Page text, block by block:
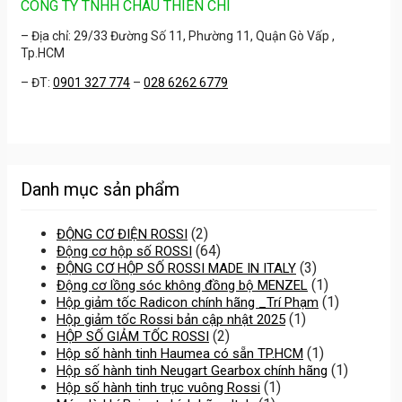
CÔNG TY TNHH CHÂU THIÊN CHÍ
– Địa chỉ: 29/33 Đường Số 11, Phường 11, Quận Gò Vấp ,
Tp.HCM
– ĐT: 0901 327 774 – 028 6262 6779
Danh mục sản phẩm
ĐỘNG CƠ ĐIỆN ROSSI (2)
Động cơ hộp số ROSSI (64)
ĐỘNG CƠ HỘP SỐ ROSSI MADE IN ITALY (3)
Động cơ lồng sóc không đồng bộ MENZEL (1)
Hộp giảm tốc Radicon chính hãng _Trí Phạm (1)
Hộp giảm tốc Rossi bản cập nhật 2025 (1)
HỘP SỐ GIẢM TỐC ROSSI (2)
Hộp số hành tinh Haumea có sẵn TP.HCM (1)
Hộp số hành tinh Neugart Gearbox chính hãng (1)
Hộp số hành tinh trục vuông Rossi (1)